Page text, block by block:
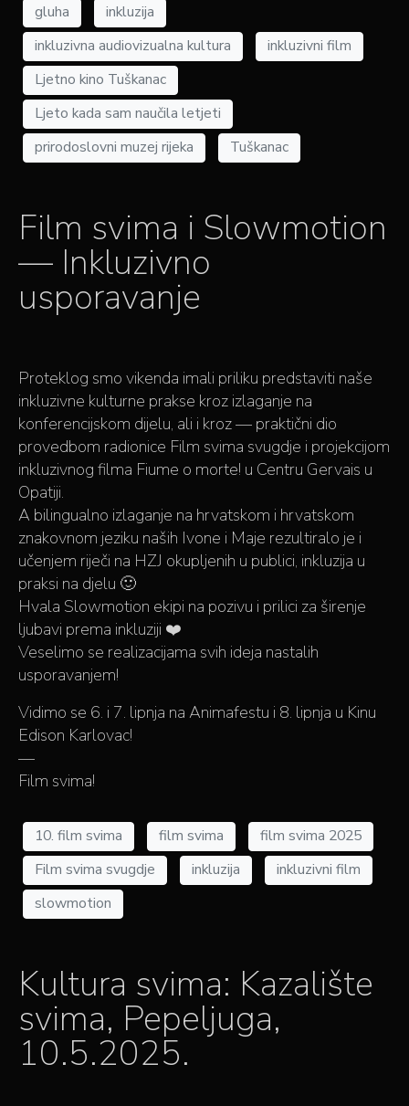
gluha
inkluzija
inkluzivna audiovizualna kultura
inkluzivni film
Ljetno kino Tuškanac
Ljeto kada sam naučila letjeti
prirodoslovni muzej rijeka
Tuškanac
Film svima i Slowmotion
— Inkluzivno
usporavanje
Proteklog smo vikenda imali priliku predstaviti naše
inkluzivne kulturne prakse kroz izlaganje na
konferencijskom dijelu, ali i kroz — praktični dio
provedbom radionice Film svima svugdje i projekcijom
inkluzivnog filma Fiume o morte! u Centru Gervais u
Opatiji.
A bilingualno izlaganje na hrvatskom i hrvatskom
znakovnom jeziku naših Ivone i Maje rezultiralo je i
učenjem riječi na HZJ okupljenih u publici, inkluzija u
praksi na djelu 🙂
Hvala Slowmotion ekipi na pozivu i prilici za širenje
ljubavi prema inkluziji ❤️
Veselimo se realizacijama svih ideja nastalih
usporavanjem!
Vidimo se 6. i 7. lipnja na Animafestu i 8. lipnja u Kinu
Edison Karlovac!
—
Film svima!
10. film svima film svima
film svima 2025
Film svima svugdje
inkluzija
inkluzivni film
slowmotion
Kultura svima: Kazalište
svima, Pepeljuga,
10.5.2025.